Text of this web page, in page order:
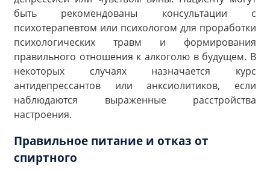
быть рекомендованы консультации с
психотерапевтом или психологом для проработки
психологических травм и формирования
правильного отношения к алкоголю в будущем. В
некоторых случаях назначается курс
антидепрессантов или анксиолитиков, если
наблюдаются выраженные расстройства
настроения.
Правильное питание и отказ от
спиртного